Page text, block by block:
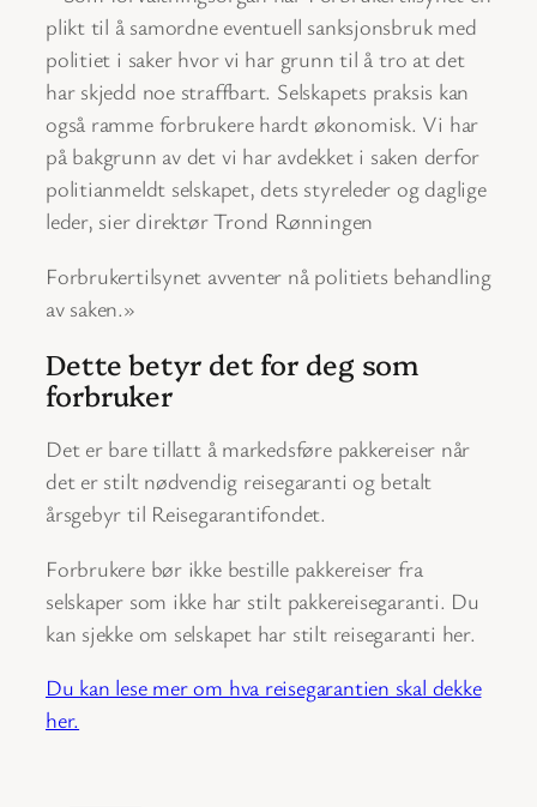
plikt til å samordne eventuell sanksjonsbruk med
politiet i saker hvor vi har grunn til å tro at det
har skjedd noe straffbart. Selskapets praksis kan
også ramme forbrukere hardt økonomisk. Vi har
på bakgrunn av det vi har avdekket i saken derfor
politianmeldt selskapet, dets styreleder og daglige
leder, sier direktør Trond Rønningen
Forbrukertilsynet avventer nå politiets behandling
av saken.»
Dette betyr det for deg som
forbruker
Det er bare tillatt å markedsføre pakkereiser når
det er stilt nødvendig reisegaranti og betalt
årsgebyr til Reisegarantifondet.
Forbrukere bør ikke bestille pakkereiser fra
selskaper som ikke har stilt pakkereisegaranti. Du
kan sjekke om selskapet har stilt reisegaranti her.
Du kan lese mer om hva reisegarantien skal dekke
her.